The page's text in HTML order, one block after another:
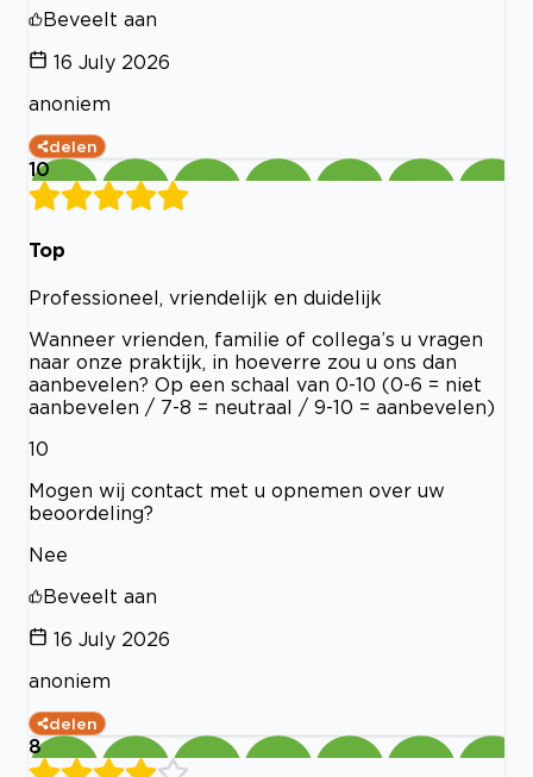
Beveelt aan
16 July 2026
anoniem
delen
10
Top
Professioneel, vriendelijk en duidelijk
Wanneer vrienden, familie of collega’s u vragen
naar onze praktijk, in hoeverre zou u ons dan
aanbevelen? Op een schaal van 0-10 (0-6 = niet
aanbevelen / 7-8 = neutraal / 9-10 = aanbevelen)
10
Mogen wij contact met u opnemen over uw
beoordeling?
Nee
Beveelt aan
16 July 2026
anoniem
delen
8